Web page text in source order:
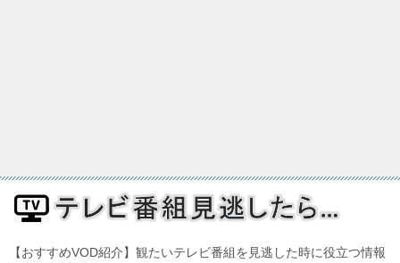
【おすすめVOD紹介】観たいテレビ番組を見逃した時に役立つ情報